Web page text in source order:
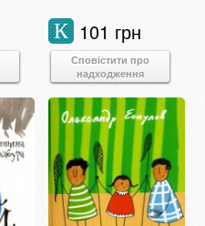
101 грн
К
Сповістити про
надходження